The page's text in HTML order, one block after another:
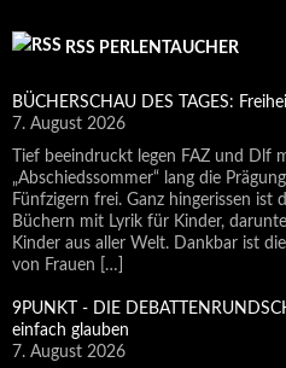
RSS PERLENTAUCHER
BÜCHERSCHAU DES TAGES:
7. August 2026
Tief beeindruckt legen FAZ und Dlf
„Abschiedssommer“ lang die
Fünfzigern frei. Ganz hingerissen ist
Büchern mit Lyrik für Kinder,
Kinder aus aller Welt. Dankbar ist
von Frauen […]
9PUNKT - DIE
einfach glauben
7. August 2026